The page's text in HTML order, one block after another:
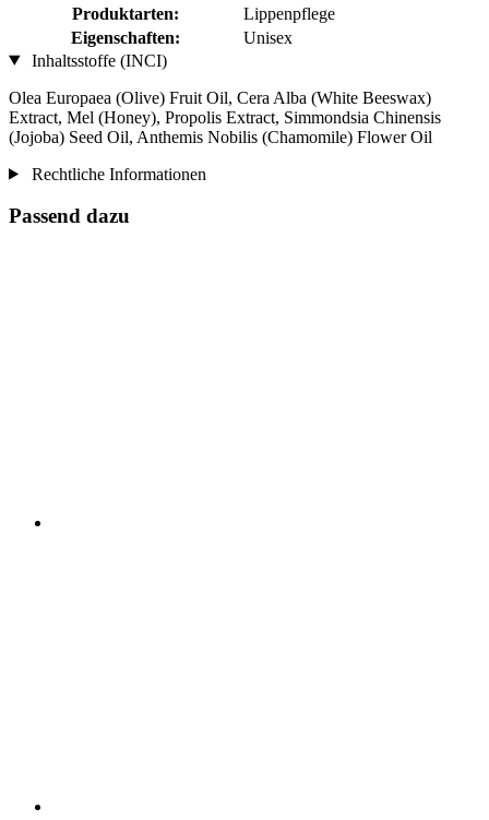
Produktarten:
Lippenpflege
Eigenschaften:
Unisex
Inhaltsstoffe (INCI)
Olea Europaea (Olive) Fruit Oil, Cera Alba (White Beeswax)
Extract, Mel (Honey), Propolis Extract, Simmondsia Chinensis
(Jojoba) Seed Oil, Anthemis Nobilis (Chamomile) Flower Oil
Rechtliche Informationen
Passend dazu